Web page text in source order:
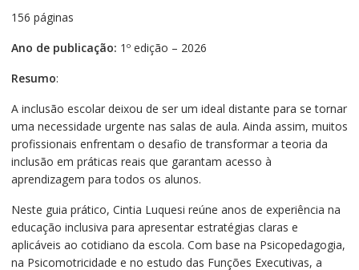
156 páginas
Ano de publicação: 1º edição – 2026
Resumo:
A inclusão escolar deixou de ser um ideal distante para se tornar
uma necessidade urgente nas salas de aula. Ainda assim, muitos
profissionais enfrentam o desafio de transformar a teoria da
inclusão em práticas reais que garantam acesso à
aprendizagem para todos os alunos.
Neste guia prático, Cintia Luquesi reúne anos de experiência na
educação inclusiva para apresentar estratégias claras e
aplicáveis ao cotidiano da escola. Com base na Psicopedagogia,
na Psicomotricidade e no estudo das Funções Executivas, a